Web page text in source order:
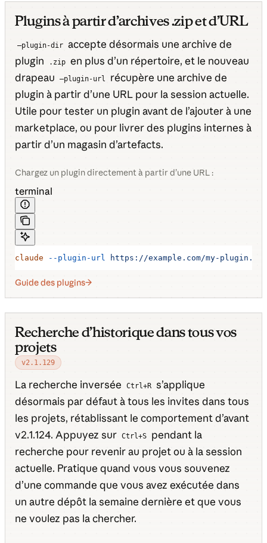
Plugins à partir d’archives .zip et d’URL
—plugin-dir accepte désormais une archive de
plugin
.zip en plus d’un répertoire, et le nouveau
drapeau
—plugin-url
récupère une archive de
plugin à partir d’une URL pour la session actuelle.
Utile pour tester un plugin avant de l’ajouter à une
marketplace, ou pour livrer des plugins internes à
partir d’un magasin d’artefacts.
Chargez un plugin directement à partir d’une URL :
terminal
claude --plugin-url https://example.com/my-plugin.zip
Guide des plugins
Recherche d’historique dans tous vos
projets
v2.1.129
La recherche inversée Ctrl+R s’applique
désormais par défaut à tous les invites dans tous
les projets, rétablissant le comportement d’avant
v2.1.124. Appuyez sur Ctrl+S
pendant la
recherche pour revenir au projet ou à la session
actuelle. Pratique quand vous vous souvenez
d’une commande que vous avez exécutée dans
un autre dépôt la semaine dernière et que vous
ne voulez pas la chercher.